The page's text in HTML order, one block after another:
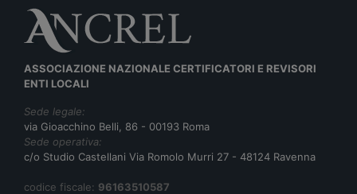
ASSOCIAZIONE NAZIONALE CERTIFICATORI E REVISORI
ENTI LOCALI
Sede legale:
via Gioacchino Belli, 86 - 00193 Roma
Sede operativa:
c/o Studio Castellani Via Romolo Murri 27 - 48124 Ravenna
codice fiscale: 96163510587